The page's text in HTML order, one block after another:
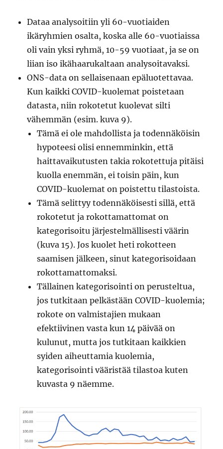
Dataa analysoitiin yli 60-vuotiaiden
ikäryhmien osalta, koska alle 60-vuotiaissa
oli vain yksi ryhmä, 10-59 vuotiaat, ja se on
liian iso ikähaarukaltaan analysoitavaksi.
ONS-data on sellaisenaan epäluotettavaa.
Kun kaikki COVID-kuolemat poistetaan
datasta, niin rokotetut kuolevat silti
vähemmän (esim. kuva 9).
Tämä ei ole mahdollista ja todennäköisin
hypoteesi olisi ennemminkin, että
haittavaikutusten takia rokotettuja pitäisi
kuolla enemmän, ei toisin päin, kun
COVID-kuolemat on poistettu tilastoista.
Tämä selittyy todennäköisesti sillä, että
rokotetut ja rokottamattomat on
kategorisoitu järjestelmällisesti väärin
(kuva 15). Jos kuolet heti rokotteen
saamisen jälkeen, sinut kategorisoidaan
rokottamattomaksi.
Tällainen kategorisointi on perusteltua,
jos tutkitaan pelkästään COVID-kuolemia;
rokote on valmistajien mukaan
efektiivinen vasta kun 14 päivää on
kulunut, mutta jos tutkitaan kaikkien
syiden aiheuttamia kuolemia,
kategorisointi vääristää tilastoa kuten
kuvasta 9 näemme.